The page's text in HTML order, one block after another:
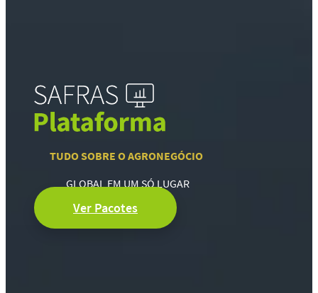
TUDO SOBRE O AGRONEGÓCIO
GLOBAL EM UM SÓ LUGAR
Ver Pacotes